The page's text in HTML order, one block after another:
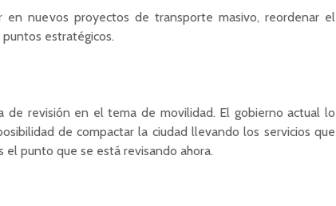
en nuevos proyectos de transporte masivo, reordenar el
estratégicos.
de revisión en el tema de movilidad. El gobierno actual lo
de compactar la ciudad llevando los servicios que
el punto que se está revisando ahora.